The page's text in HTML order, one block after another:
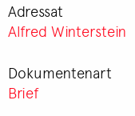
Adressat
Alfred Winterstein
Dokumentenart
Brief